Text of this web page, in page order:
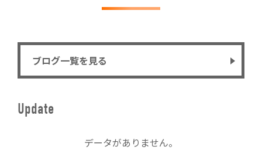
ブログ一覧を見る
Update
データがありません。